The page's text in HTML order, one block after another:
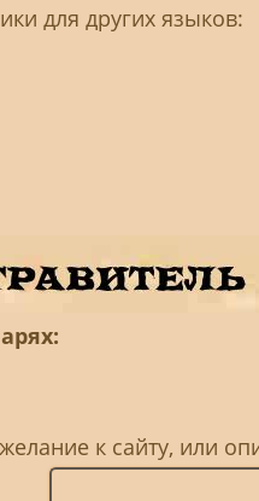
для других языков:
к сайту, или